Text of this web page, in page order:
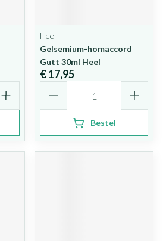
Heel
Gelsemium-homaccord
Gutt 30ml Heel
€ 17,95
Bestel